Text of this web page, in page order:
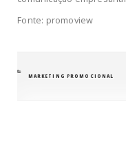
Fonte: promoview
CATEGORIAS
MARKETING PROMOCIONAL